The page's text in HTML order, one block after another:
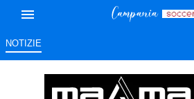
NOTIZIE